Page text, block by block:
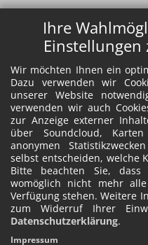
Ihre
Einstellungen
Wir möchten Ihnen ein
Dazu verwenden wir
unserer Website
verwenden wir auch
zur Anzeige externer
über Soundcloud,
anonymen
selbst entscheiden, welche
Bitte beachten Sie,
womöglich nicht mehr
Verfügung stehen. Weitere
zum Widerruf Ihrer
Datenschutzerklärung.
Impressum